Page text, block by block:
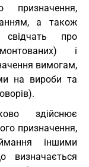
призначення,
а також
про
і
вимогам,
на вироби та
здійснює
призначення,
іншими
визначається